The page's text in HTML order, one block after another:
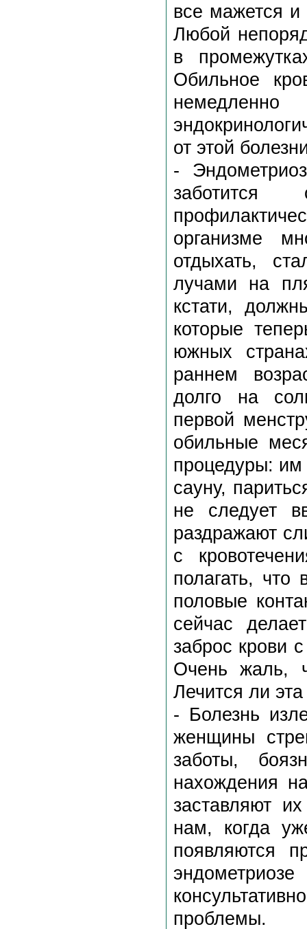
все мажется
Любой
в
Обильное
от этой
-
организме
отдыхать,
лучами на
кстати,
которые
южных
раннем
долго на
первой
обильные
процедуры: им
сауну,
не следует
раздражают
с
полагать, что
половые
сейчас
заброс крови
Очень жаль,
Лечится ли
- Болезнь
женщины
заботы,
нахождения
заставляют
нам, когда
появляются
проблемы.